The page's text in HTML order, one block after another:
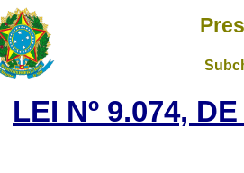
LEI Nº 9.074,